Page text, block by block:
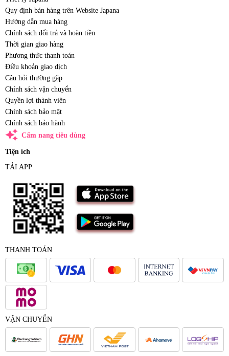
Quy định bán hàng trên Website Japana
Hướng dẫn mua hàng
Chính sách đổi trả và hoàn tiền
Thời gian giao hàng
Phương thức thanh toán
Điều khoản giao dịch
Câu hỏi thường gặp
Chính sách vận chuyển
Quyền lợi thành viên
Chính sách bảo mật
Chính sách bảo hành
auto_awesome Cẩm nang tiêu dùng
Tiện ích
TẢI APP
THANH TOÁN
VẬN CHUYỂN